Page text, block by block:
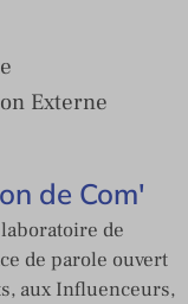
Externe
de Com'
de
de parole ouvert
aux Influenceurs,